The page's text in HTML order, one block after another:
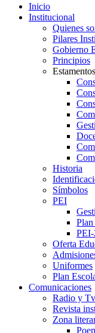
Inicio
Institucional
Quienes
Pilares
Gobierno
Principios
Estamentos
Historia
Símbolos
PEI
Oferta
Uniformes
Plan
Comunicaciones
Radio y Tv
Revista
Zona